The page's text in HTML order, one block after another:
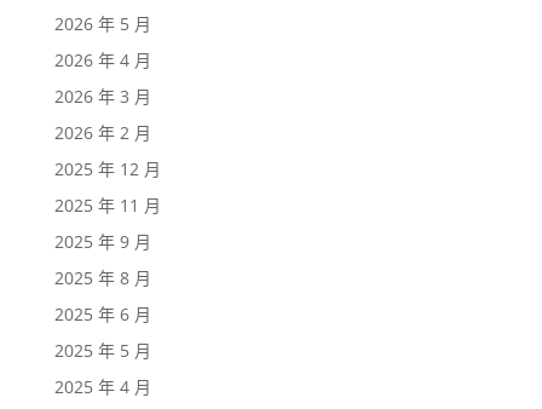
2026 年 5 月
2026 年 4 月
2026 年 3 月
2026 年 2 月
2025 年 12 月
2025 年 11 月
2025 年 9 月
2025 年 8 月
2025 年 6 月
2025 年 5 月
2025 年 4 月